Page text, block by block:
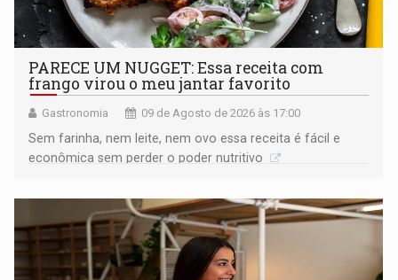
PARECE UM NUGGET: Essa receita com
frango virou o meu jantar favorito
Gastronomia 09 de Agosto de 2026 às 17:00
Sem farinha, nem leite, nem ovo essa receita é fácil e
econômica sem perder o poder nutritivo